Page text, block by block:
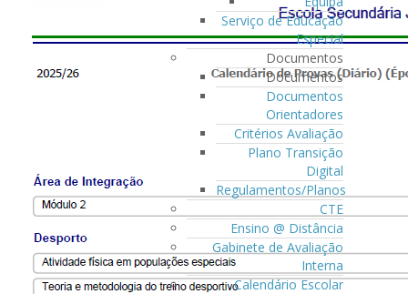
Serviço de Educação
Especial
Documentos
Documentos
Documentos
Orientadores
Critérios Avaliação
Plano Transição
Digital
Regulamentos/Planos
CTE
Ensino @ Distância
Gabinete de Avaliação
Interna
Calendário Escolar